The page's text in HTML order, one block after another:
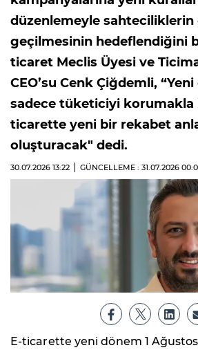
düzenlemeyle sahteciliklerin
geçilmesinin hedeflendiğini
ticaret Meclis Üyesi ve
CEO’su Cenk Çiğdemli,
sadece tüketiciyi korumakla
ticarette yeni bir rekabet
oluşturacak" dedi.
30.07.2026 13:22 GÜNCELLEME : 31.07.2026
E-ticarette yeni dönem 1